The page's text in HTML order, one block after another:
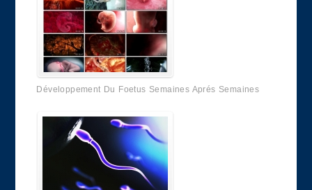
Développement Du Foetus Semaines Aprés Semaines